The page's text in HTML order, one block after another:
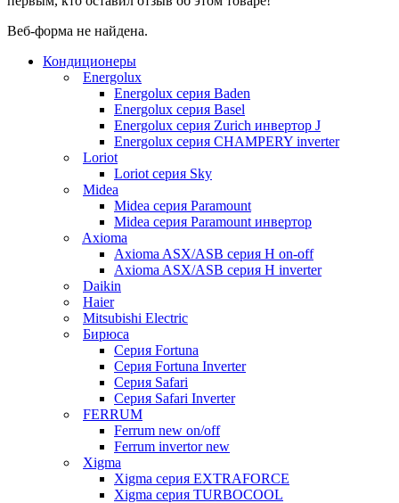
Веб-форма не найдена.
Кондиционеры
Energolux
Energolux серия Baden
Energolux серия Basel
Energolux серия Zurich инвертор J
Energolux серия CHAMPERY inverter
Loriot
Loriot серия Sky
Midea
Midea серия Paramount
Midea серия Paramount инвертор
Axioma
Axioma ASX/ASB серия Н on-off
Axioma ASX/ASB серия Н inverter
Daikin
Haier
Mitsubishi Electric
Бирюса
Серия Fortuna
Серия Fortuna Inverter
Серия Safari
Серия Safari Inverter
FERRUM
Ferrum new on/off
Ferrum invertor new
Xigma
Xigma серия EXTRAFORCE
Xigma серия TURBOCOOL